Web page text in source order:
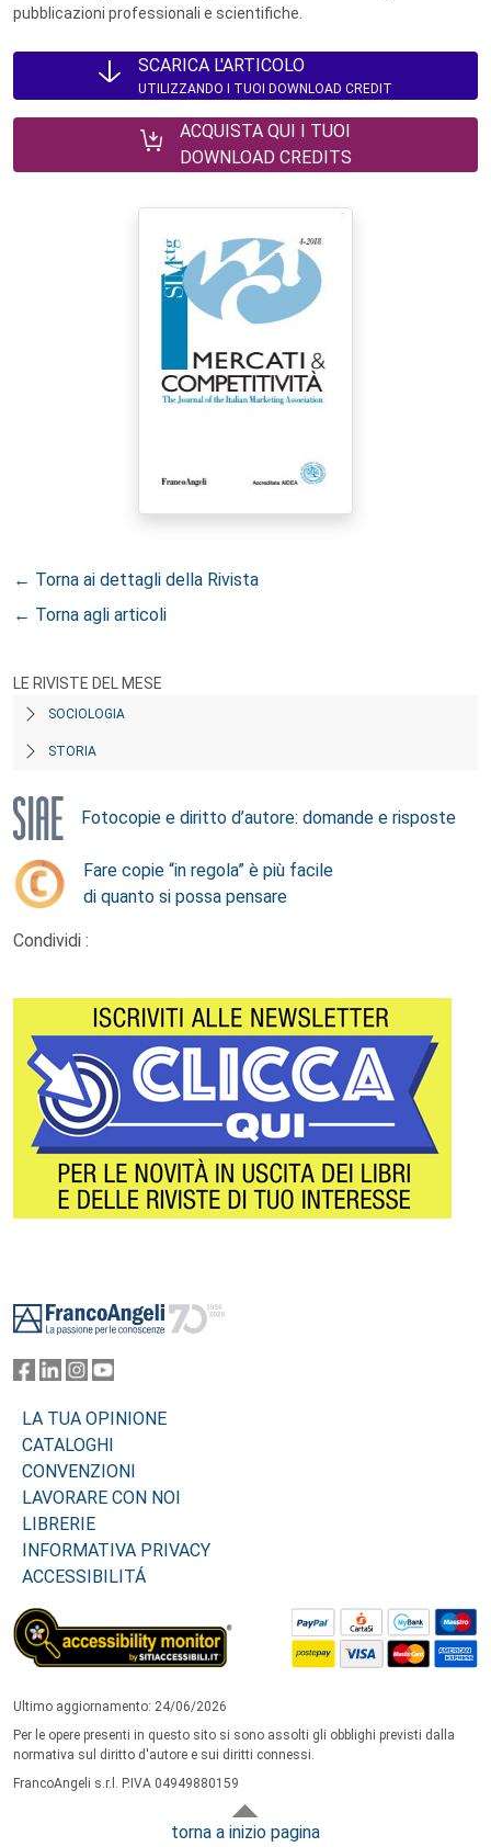
pubblicazioni professionali e scientifiche.
SCARICA L'ARTICOLO
UTILIZZANDO I TUOI DOWNLOAD CREDIT
ACQUISTA QUI I TUOI
DOWNLOAD CREDITS
← Torna ai dettagli della Rivista
← Torna agli articoli
LE RIVISTE DEL MESE
SOCIOLOGIA
STORIA
Fotocopie e diritto d’autore: domande e risposte
Fare copie “in regola” è più facile
di quanto si possa pensare
Condividi :
LA TUA OPINIONE
CATALOGHI
CONVENZIONI
LAVORARE CON NOI
LIBRERIE
INFORMATIVA PRIVACY
ACCESSIBILITÁ
Ultimo aggiornamento: 24/06/2026
Per le opere presenti in questo sito si sono assolti gli obblighi previsti dalla
normativa sul diritto d'autore e sui diritti connessi.
FrancoAngeli s.r.l. P.IVA 04949880159
torna a inizio pagina